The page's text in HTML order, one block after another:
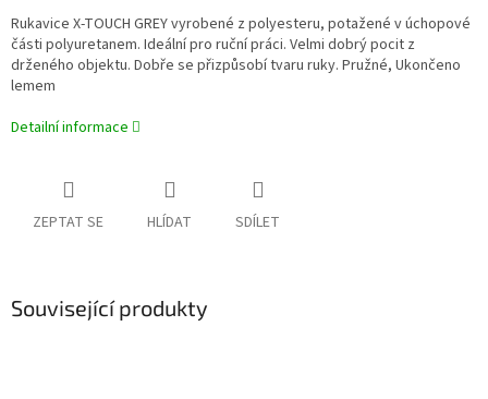
Rukavice X-TOUCH GREY vyrobené z polyesteru, potažené v úchopové
části polyuretanem. Ideální pro ruční práci. Velmi dobrý pocit z
drženého objektu. Dobře se přizpůsobí tvaru ruky. Pružné, Ukončeno
lemem
Detailní informace
ZEPTAT SE HLÍDAT SDÍLET
Související produkty